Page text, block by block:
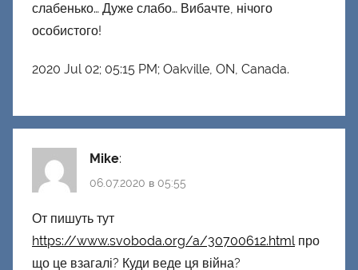
слабенько… Дуже слабо… Вибачте, нічого
особистого!
2020 Jul 02; 05:15 PM; Oakville, ON, Canada.
Mike:
06.07.2020 в 05:55
От пишуть тут
https://www.svoboda.org/a/30700612.htmlпро
що це взагалі? Куди веде ця війна?